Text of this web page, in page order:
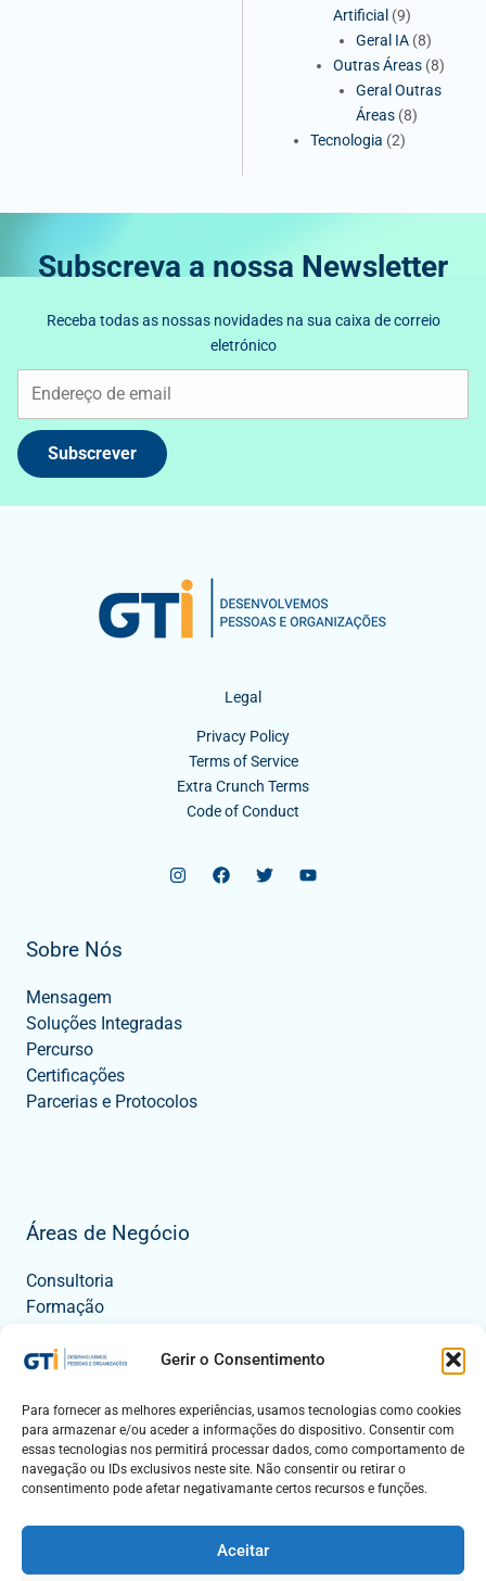
Gerir o Consentimento
Para fornecer as melhores experiências, usamos tecnologias como cookies
para armazenar e/ou aceder a informações do dispositivo. Consentir com
essas tecnologias nos permitirá processar dados, como comportamento de
navegação ou IDs exclusivos neste site. Não consentir ou retirar o
consentimento pode afetar negativamante certos recursos e funções.
Aceitar
Artificial (9)
Geral IA (8)
Outras Áreas (8)
Geral Outras
Áreas (8)
Tecnologia (2)
Subscreva a nossa Newsletter
Receba todas as nossas novidades na sua caixa de correio
eletrónico
Subscrever
Legal
Privacy Policy
Terms of Service
Extra Crunch Terms
Code of Conduct
Sobre Nós
Mensagem
Soluções Integradas
Percurso
Certificações
Parcerias e Protocolos
Áreas de Negócio
Consultoria
Formação
Eventos
Contactos
Mapa